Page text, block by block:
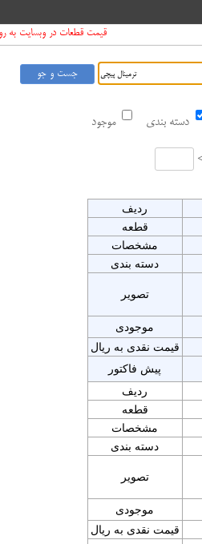
قیمت قطعات در وبسایت به روز رسانی
موجود دسته بندی
ردیف
قطعه
مشخصات
دسته بندی
تصویر
موجودی
قیمت نقدی به ریال
پیش فاکتور
ردیف
قطعه
مشخصات
دسته بندی
تصویر
موجودی
قیمت نقدی به ریال